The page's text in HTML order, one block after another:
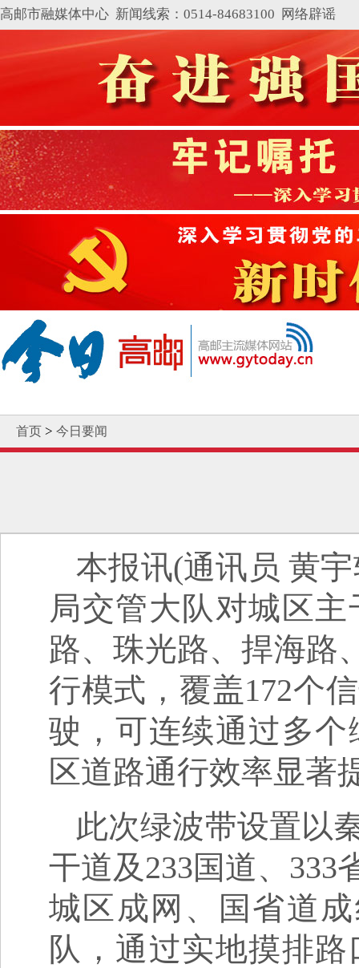
高邮市融媒体中心 新闻线索：0514-84683100 网络辟谣
首页 > 今日要闻
本报讯(通讯员 黄
局交管大队对城区
路、珠光路、捍海路
行模式，覆盖172个
驶，可连续通过多
区道路通行效率显著
此次绿波带设置以
干道及233国道、333
城区成网、国省道
队，通过实地摸排